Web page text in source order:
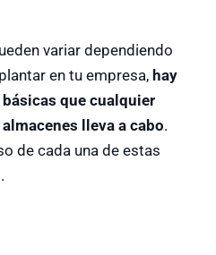
variar dependiendo
en tu empresa, hay
que cualquier
lleva a cabo.
de cada una de estas